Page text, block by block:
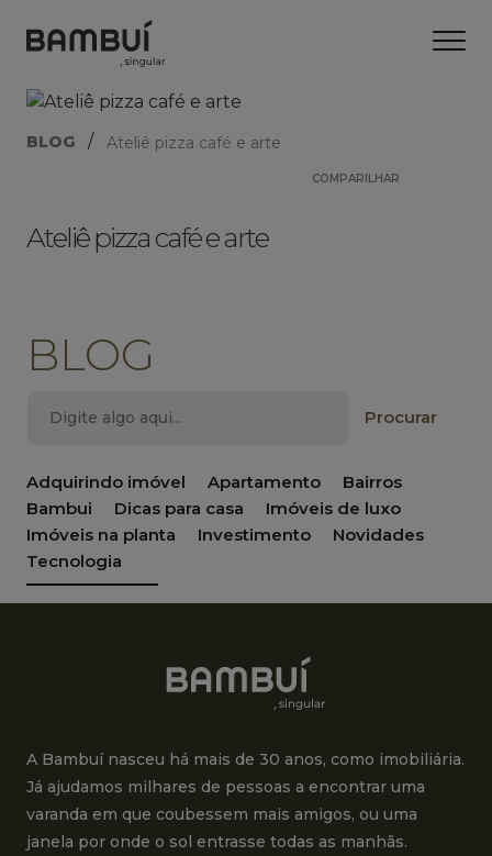
BLOG / Ateliê pizza café e arte
COMPARILHAR
Ateliê pizza café e arte
BLOG
Adquirindo imóvel Apartamento
Bairros
Bambui
Dicas para casa
Imóveis de luxo
Imóveis na planta
Investimento
Novidades
Tecnologia
A Bambuí nasceu há mais de 30 anos, como imobiliária.
Já ajudamos milhares de pessoas a encontrar uma
varanda em que coubessem mais amigos, ou uma
janela por onde o sol entrasse todas as manhãs.